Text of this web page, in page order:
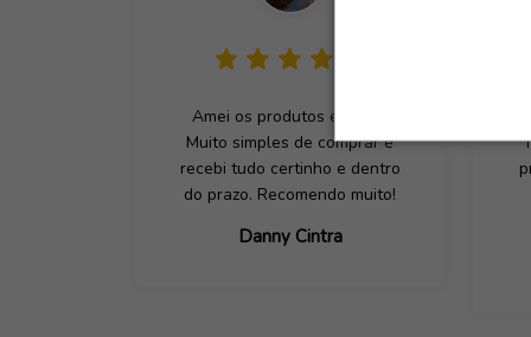
Amei os produtos e a loja.
Muito simples de comprar e
recebi tudo certinho e dentro
do prazo. Recomendo muito!
Danny Cintra